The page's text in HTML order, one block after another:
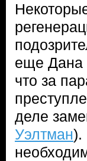
еще Дана
что за
деле
Уэлтман).